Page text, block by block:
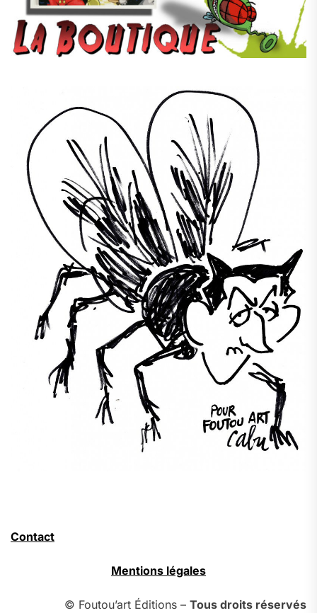
Contact
Mentions légales
© Foutou’art Éditions – Tous droits réservés